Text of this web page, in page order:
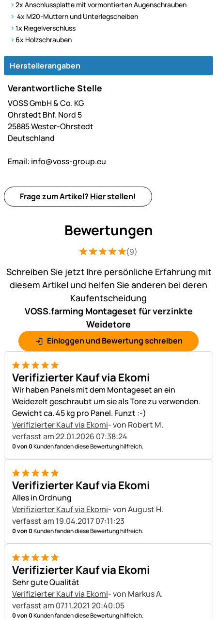
2x Anschlussplatte mit vormontierten Augenschrauben
4x M20-Muttern und Unterlegscheiben
1x Riegelverschluss
6x Holzschrauben
Herstellerangaben
Verantwortliche Stelle
VOSS GmbH & Co. KG
Ohrstedt Bhf. Nord 5
25885 Wester-Ohrstedt
Deutschland
Email: info@voss-group.eu
Frage zum Artikel? Hierstellen!
Bewertungen
Bewertung: 5 von 5 (9 Bewertungen)
9 Bewertungen
(9)
Schreiben Sie jetzt Ihre persönliche Erfahrung mit
diesem Artikel und helfen Sie anderen bei deren
Kaufentscheidung
VOSS.farming Montageset für verzinkte
Weidetore
Einloggen und Bewertung schreiben
5 von 5
Verifizierter Kauf via Ekomi
Wir haben Panels mit dem Montageset an ein
Weidezelt geschraubt um sie als Tore zu verwenden.
Gewicht ca. 45 kg pro Panel. Funzt :-)
Verifizierter Kauf via Ekomi- von Robert M.
verfasst am 22.01.2026 07:38:24
0 von 0Kunden fanden diese Bewertung hilfreich.
5 von 5
Verifizierter Kauf via Ekomi
Alles in Ordnung
Verifizierter Kauf via Ekomi- von August H.
verfasst am 19.04.2017 07:11:23
0 von 0Kunden fanden diese Bewertung hilfreich.
5 von 5
Verifizierter Kauf via Ekomi
Sehr gute Qualität
Verifizierter Kauf via Ekomi- von Markus A.
verfasst am 07.11.2021 20:40:05
0 von 0Kunden fanden diese Bewertung hilfreich.